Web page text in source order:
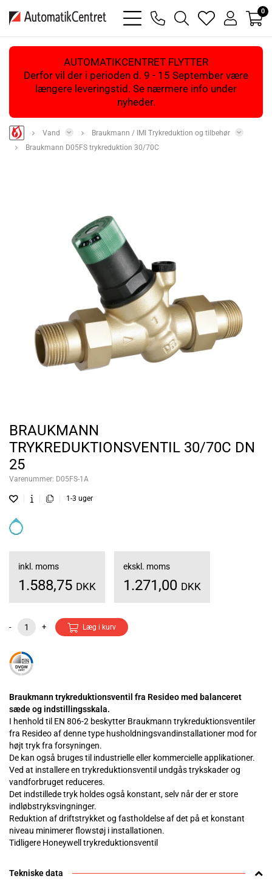
bars
light
phone
magnifying
glass
heart
light
user
light
0
AUTOMATIKCENTRET FLYTTER
Derfor vil der i perioden d. 9 - 15 September være
længere leveringstid. Se nærmere info under
nyheder.
Vand
Braukmann / IMI Trykreduktion og tilbehør
Braukmann D05FS trykreduktion 30/70C
BRAUKMANN
TRYKREDUKTIONSVENTIL 30/70C DN
25
Varenummer: D05FS-1A
1-3 uger
inkl. moms
1.588,75 DKK
ekskl. moms
1.271,00 DKK
- + Læg i kurv
Braukmann trykreduktionsventil fra Resideo med balanceret
sæde og indstillingsskala.
I henhold til EN 806-2 beskytter Braukmann trykreduktionsventiler
fra Resideo af denne type husholdningsvandinstallationer mod for
højt tryk fra forsyningen.
De kan også bruges til industrielle eller kommercielle applikationer.
Ved at installere en trykreduktionsventil undgås trykskader og
vandforbruget reduceres.
Det indstillede tryk holdes også konstant, selv når der er store
indløbstryksvingninger.
Reduktion af driftstrykket og fastholdelse af det på et konstant
niveau minimerer flowstøj i installationen.
Tidligere Honeywell trykreduktionsventil
Tekniske data